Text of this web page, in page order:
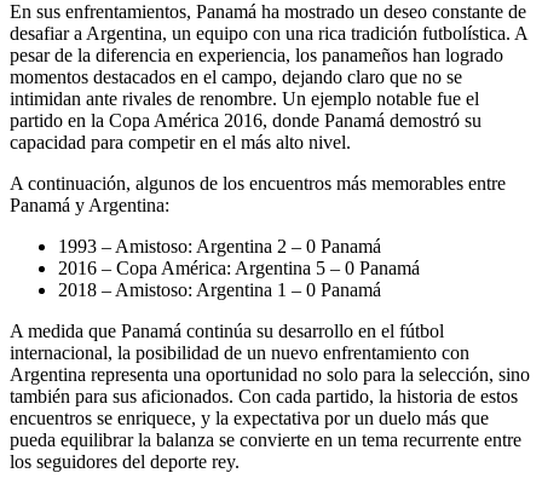
En sus enfrentamientos, Panamá ha mostrado un deseo constante de
desafiar a Argentina, un equipo con una rica tradición futbolística. A
pesar de la diferencia en experiencia, los panameños han logrado
momentos destacados en el campo, dejando claro que no se
intimidan ante rivales de renombre. Un ejemplo notable fue el
partido en la Copa América 2016, donde Panamá demostró su
capacidad para competir en el más alto nivel.
A continuación, algunos de los encuentros más memorables entre
Panamá y Argentina:
1993 – Amistoso: Argentina 2 – 0 Panamá
2016 – Copa América: Argentina 5 – 0 Panamá
2018 – Amistoso: Argentina 1 – 0 Panamá
A medida que Panamá continúa su desarrollo en el fútbol
internacional, la posibilidad de un nuevo enfrentamiento con
Argentina representa una oportunidad no solo para la selección, sino
también para sus aficionados. Con cada partido, la historia de estos
encuentros se enriquece, y la expectativa por un duelo más que
pueda equilibrar la balanza se convierte en un tema recurrente entre
los seguidores del deporte rey.